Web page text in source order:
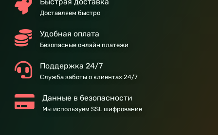
Доставляем быстро
Удобная оплата
Безопасные онлайн платежи
Поддержка 24/7
Служба заботы о клиентах 24/7
Данные в безопасности
Мы используем SSL шифрование